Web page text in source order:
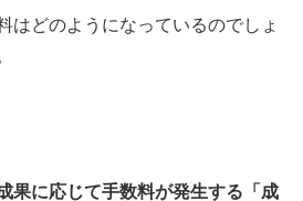
はどのようになっているのでしょ
果に応じて手数料が発生する「成